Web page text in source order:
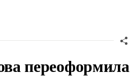
переоформила